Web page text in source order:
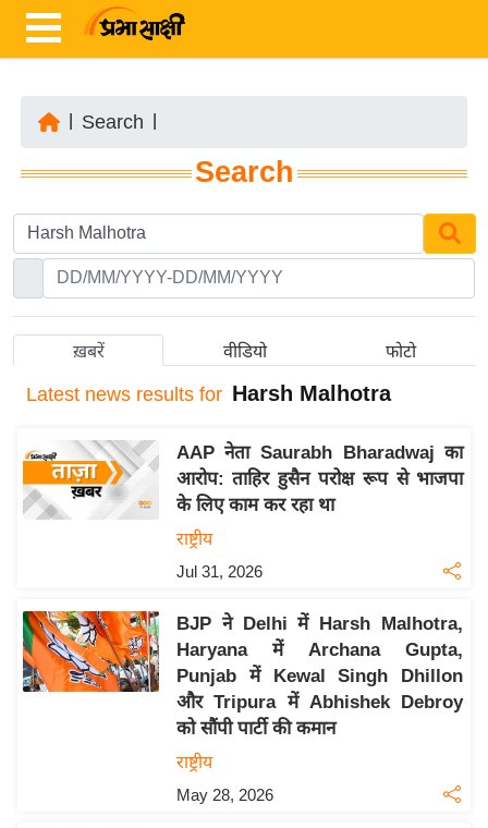
ज़ा
ख
र
ष्ट्री
अं
र्रा
ष्ट्री
य
स
उ
द्यो
Search
Search
ख़बरें वीडियो फोटो
Latest news results for Harsh Malhotra
AAP नेता Saurabh Bharadwaj का
आरोप: ताहिर हुसैन परोक्ष रूप से भाजपा
के लिए काम कर रहा था
राष्ट्रीय
Jul 31, 2026
BJP ने Delhi में Harsh Malhotra,
Haryana में Archana Gupta,
Punjab में Kewal Singh Dhillon
और Tripura में Abhishek Debroy
को सौंपी पार्टी की कमान
राष्ट्रीय
May 28, 2026